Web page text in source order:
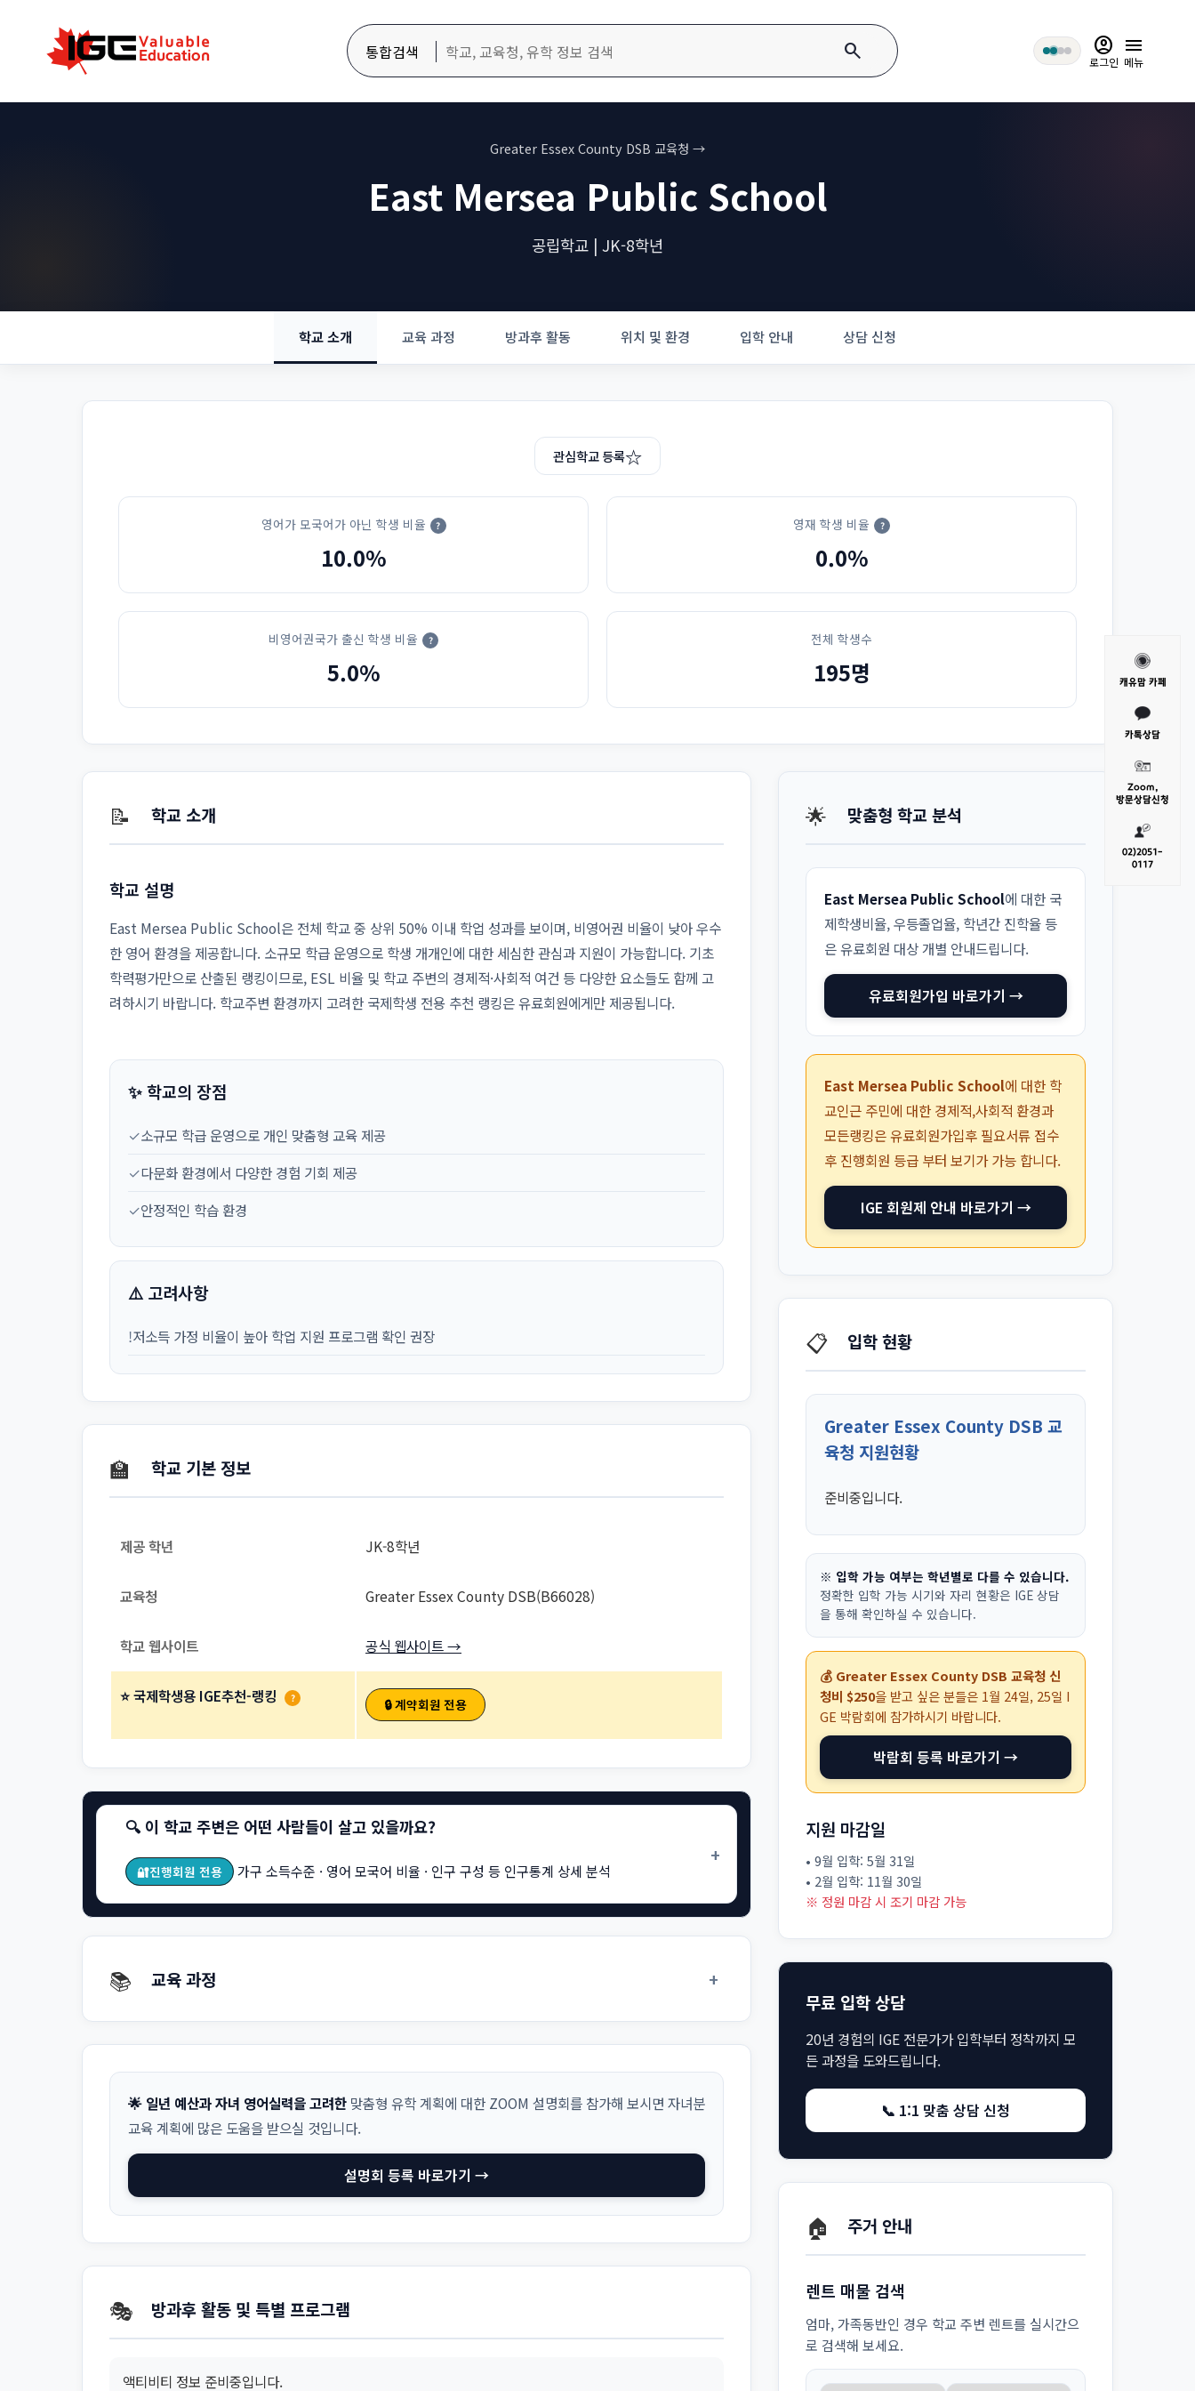
통합검색 search account_circle
로그인
menu
메뉴
Greater Essex County DSB 교육청 →
East Mersea Public School
공립학교 | JK-8학년
학교 소개 교육 과정 방과후 활동 위치 및 환경 입학 안내 상담 신청
관심학교 등록☆
영어가 모국어가 아닌 학생 비율 ?
10.0%
영재 학생 비율 ?
0.0%
비영어권국가 출신 학생 비율 ?
5.0%
전체 학생수
195명
📝 학교 소개
학교 설명
East Mersea Public School은 전체 학교 중 상위 50% 이내 학업 성과를 보이며, 비영어권 비율이 낮아 우수
한 영어 환경을 제공합니다. 소규모 학급 운영으로 학생 개개인에 대한 세심한 관심과 지원이 가능합니다. 기초
학력평가만으로 산출된 랭킹이므로, ESL 비율 및 학교 주변의 경제적·사회적 여건 등 다양한 요소들도 함께 고
려하시기 바랍니다. 학교주변 환경까지 고려한 국제학생 전용 추천 랭킹은 유료회원에게만 제공됩니다.
✨ 학교의 장점
✓소규모 학급 운영으로 개인 맞춤형 교육 제공
✓다문화 환경에서 다양한 경험 기회 제공
✓안정적인 학습 환경
⚠️ 고려사항
!저소득 가정 비율이 높아 학업 지원 프로그램 확인 권장
🏫 학교 기본 정보
제공 학년 JK-8학년
교육청 Greater Essex County DSB(B66028)
학교 웹사이트 공식 웹사이트 →
⭐ 국제학생용 IGE추천-랭킹 ? 🔒 계약회원 전용
🔍 이 학교 주변은 어떤 사람들이 살고 있을까요?
🔐진행회원 전용 가구 소득수준 · 영어 모국어 비율 · 인구 구성 등 인구통계 상세 분석
+
📚 교육 과정 +
🌟 일년 예산과 자녀 영어실력을 고려한 맞춤형 유학 계획에 대한 ZOOM 설명회를 참가해 보시면 자녀분
교육 계획에 많은 도움을 받으실 것입니다.
설명회 등록 바로가기 →
🎭 방과후 활동 및 특별 프로그램
액티비티 정보 준비중입니다.
🌟 맞춤형 학교 분석
East Mersea Public School에 대한 국
제학생비율, 우등졸업율, 학년간 진학율 등
은 유료회원 대상 개별 안내드립니다.
유료회원가입 바로가기 →
East Mersea Public School에 대한 학
교인근 주민에 대한 경제적,사회적 환경과
모든랭킹은 유료회원가입후 필요서류 접수
후 진행회원 등급 부터 보기가 가능 합니다.
IGE 회원제 안내 바로가기 →
📋 입학 현황
Greater Essex County DSB 교
육청 지원현황
준비중입니다.
※ 입학 가능 여부는 학년별로 다를 수 있습니다.
정확한 입학 가능 시기와 자리 현황은 IGE 상담
을 통해 확인하실 수 있습니다.
💰 Greater Essex County DSB 교육청 신
청비 $250을 받고 싶은 분들은 1월 24일, 25일 I
GE 박람회에 참가하시기 바랍니다.
박람회 등록 바로가기 →
지원 마감일
• 9월 입학: 5월 31일
• 2월 입학: 11월 30일
※ 정원 마감 시 조기 마감 가능
무료 입학 상담
20년 경험의 IGE 전문가가 입학부터 정착까지 모
든 과정을 도와드립니다.
📞 1:1 맞춤 상담 신청
🏠 주거 안내
렌트 매물 검색
엄마, 가족동반인 경우 학교 주변 렌트를 실시간으
로 검색해 보세요.
캐유맘 카페
카톡상담
Zoom,
방문상담신청
02)2051-
0117